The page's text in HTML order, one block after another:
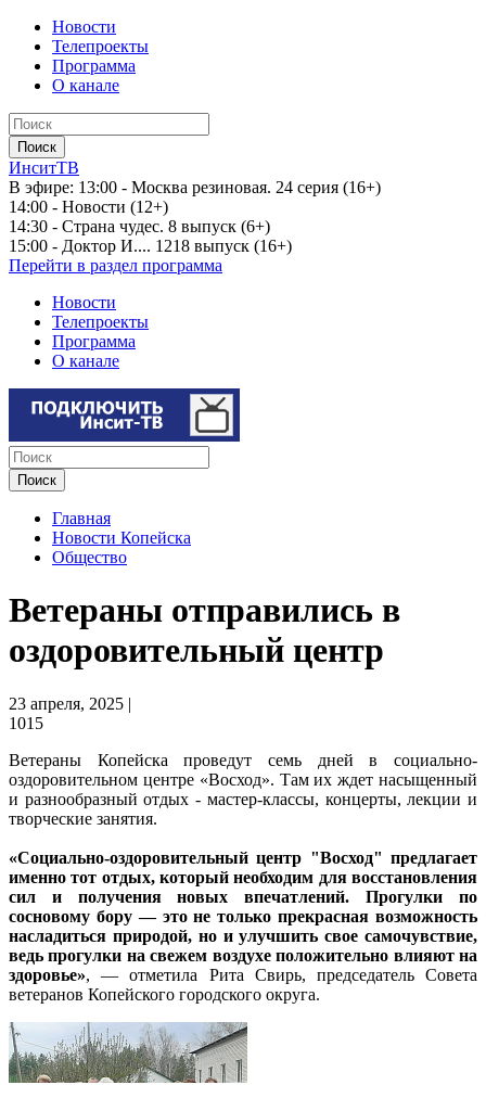
Новости
Телепроекты
Программа
О канале
ИнситТВ
В эфире: 13:00 - Москва резиновая. 24 серия (16+)
14:00 - Новости (12+)
14:30 - Страна чудес. 8 выпуск (6+)
15:00 - Доктор И.... 1218 выпуск (16+)
Перейти в раздел программа
Новости
Телепроекты
Программа
О канале
Главная
Новости Копейска
Общество
Ветераны отправились в
оздоровительный центр
23 апреля, 2025 |
1015
Ветераны Копейска проведут семь дней в социально-
оздоровительном центре «Восход». Там их ждет насыщенный
и разнообразный отдых - мастер-классы, концерты, лекции и
творческие занятия.
«Социально-оздоровительный центр "Восход" предлагает
именно тот отдых, который необходим для восстановления
сил и получения новых впечатлений. Прогулки по
сосновому бору — это не только прекрасная возможность
насладиться природой, но и улучшить свое самочувствие,
ведь прогулки на свежем воздухе положительно влияют на
здоровье», — отметила Рита Свирь, председатель Совета
ветеранов Копейского городского округа.